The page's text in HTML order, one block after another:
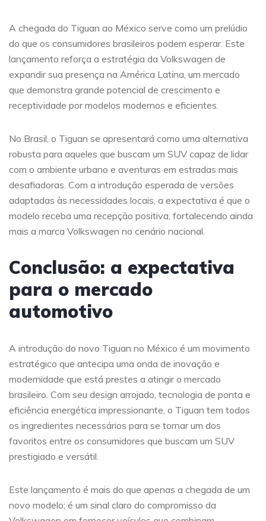
A chegada do Tiguan ao México serve como um prelúdio
do que os consumidores brasileiros podem esperar. Este
lançamento reforça a estratégia da Volkswagen de
expandir sua presença na América Latina, um mercado
que demonstra grande potencial de crescimento e
receptividade por modelos modernos e eficientes.
No Brasil, o Tiguan se apresentará como uma alternativa
robusta para aqueles que buscam um SUV capaz de lidar
com o ambiente urbano e aventuras em estradas mais
desafiadoras. Com a introdução esperada de versões
adaptadas às necessidades locais, a expectativa é que o
modelo receba uma recepção positiva, fortalecendo ainda
mais a marca Volkswagen no cenário nacional.
Conclusão: a expectativa
para o mercado
automotivo
A introdução do novo Tiguan no México é um movimento
estratégico que antecipa uma onda de inovação e
modernidade que está prestes a atingir o mercado
brasileiro. Com seu design arrojado, tecnologia de ponta e
eficiência energética impressionante, o Tiguan tem todos
os ingredientes necessários para se tornar um dos
favoritos entre os consumidores que buscam um SUV
prestigiado e versátil.
Este lançamento é mais do que apenas a chegada de um
novo modelo; é um sinal claro do compromisso da